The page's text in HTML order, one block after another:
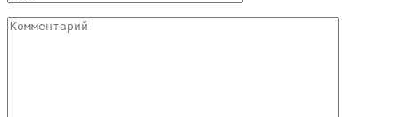
Комментарий